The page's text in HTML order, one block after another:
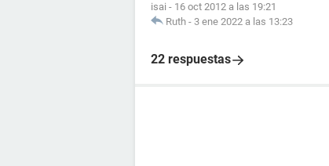
isai - 16 oct 2012 a las 19:21
Ruth - 3 ene 2022 a las 13:23
22 respuestas